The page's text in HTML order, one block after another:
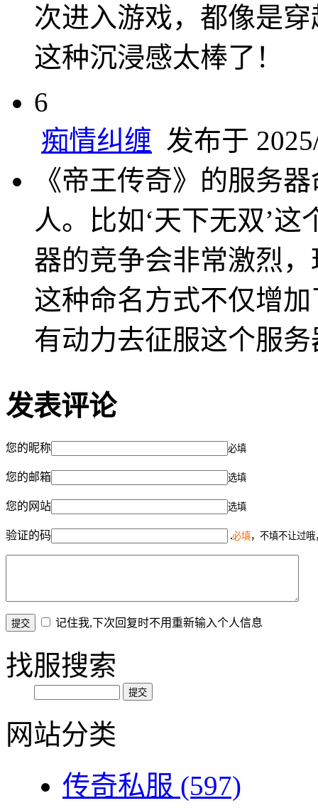
次进入游戏，都像是
这种沉浸感太棒了！
6
痴情纠缠 发布于
《帝王传奇》的服务
人。比如‘天下无双’
器的竞争会非常激烈
这种命名方式不仅增
有动力去征服这个服务
发表评论
您的昵称 必填
您的邮箱 选填
您的网站 选填
验证的码 必填，不填不让过
记住我,下次回复时不用重新输入个人信息
找服搜索
网站分类
传奇私服 (597)